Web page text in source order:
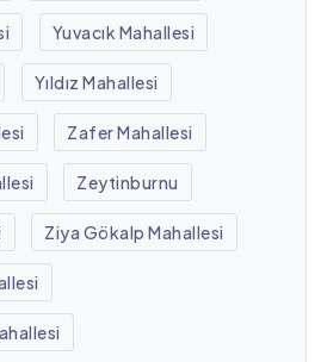
Yuvacık Mahallesi
Yıldız Mahallesi
Zafer Mahallesi
Zeytinburnu
Ziya Gökalp Mahallesi